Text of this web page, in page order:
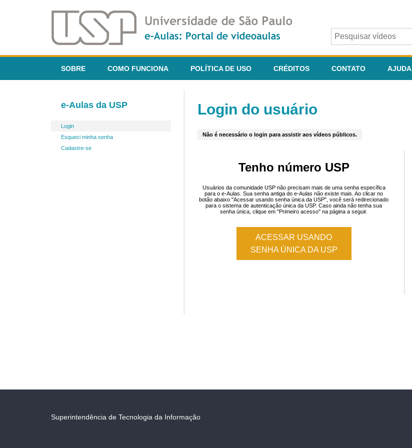
SOBRE COMO FUNCIONA POLÍTICA DE USO CRÉDITOS CONTATO AJUDA
e-Aulas da USP
Login
Esqueci minha senha
Cadastre-se
Login do usuário
Não é necessário o login para assistir aos vídeos públicos.
Tenho número USP
Usuários da comunidade USP não precisam mais de uma senha específica
para o e-Aulas. Sua senha antiga do e-Aulas não existe mais. Ao clicar no
botão abaixo "Acessar usando senha única da USP", você será redirecionado
para o sistema de autenticação única da USP. Caso ainda não tenha sua
senha única, clique em "Primeiro acesso" na página a seguir.
ACESSAR USANDO
SENHA ÚNICA DA USP
Superintendência de Tecnologia da Informação